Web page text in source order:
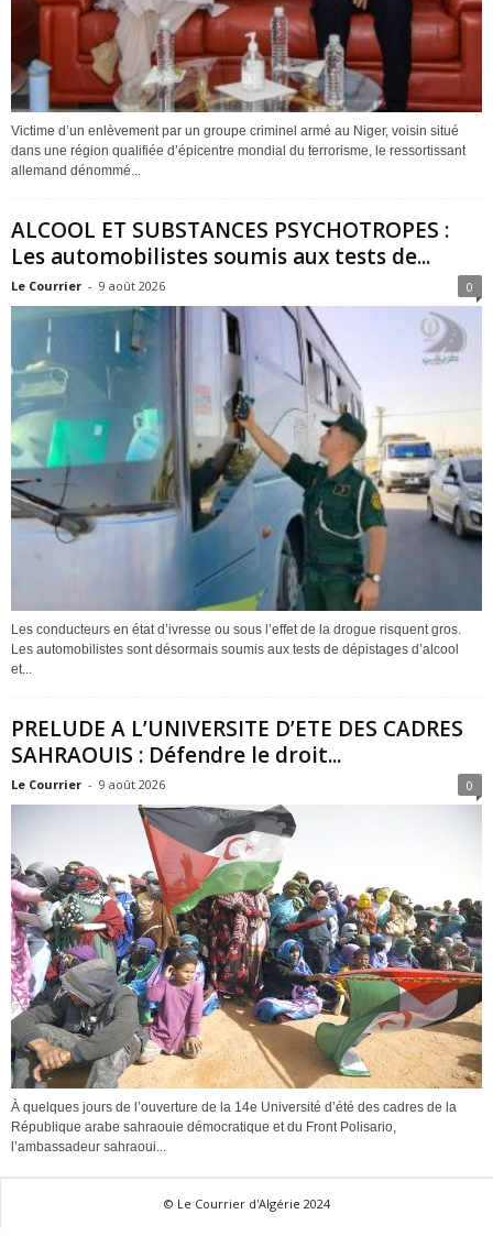
Victime d’un enlèvement par un groupe criminel armé au Niger, voisin situé
dans une région qualifiée d’épicentre mondial du terrorisme, le ressortissant
allemand dénommé...
ALCOOL ET SUBSTANCES PSYCHOTROPES :
Les automobilistes soumis aux tests de...
Le Courrier - 9 août 2026 0
Les conducteurs en état d’ivresse ou sous l’effet de la drogue risquent gros.
Les automobilistes sont désormais soumis aux tests de dépistages d’alcool
et...
PRELUDE A L’UNIVERSITE D’ETE DES CADRES
SAHRAOUIS : Défendre le droit...
Le Courrier - 9 août 2026 0
À quelques jours de l’ouverture de la 14e Université d’été des cadres de la
République arabe sahraouie démocratique et du Front Polisario,
l’ambassadeur sahraoui...
© Le Courrier d'Algérie 2024